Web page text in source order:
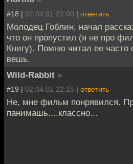
#18 | 02.04.01 21:00 | ответить
Молодец Гоблин, начал
что он пропустил (я не про
Книгу). Помню читал ее часто
вешь.
Wild-Rabbit »
#19 | 02.04.01 22:15 | ответить
Не, мне фильм понрявился.
панимашь....классно...